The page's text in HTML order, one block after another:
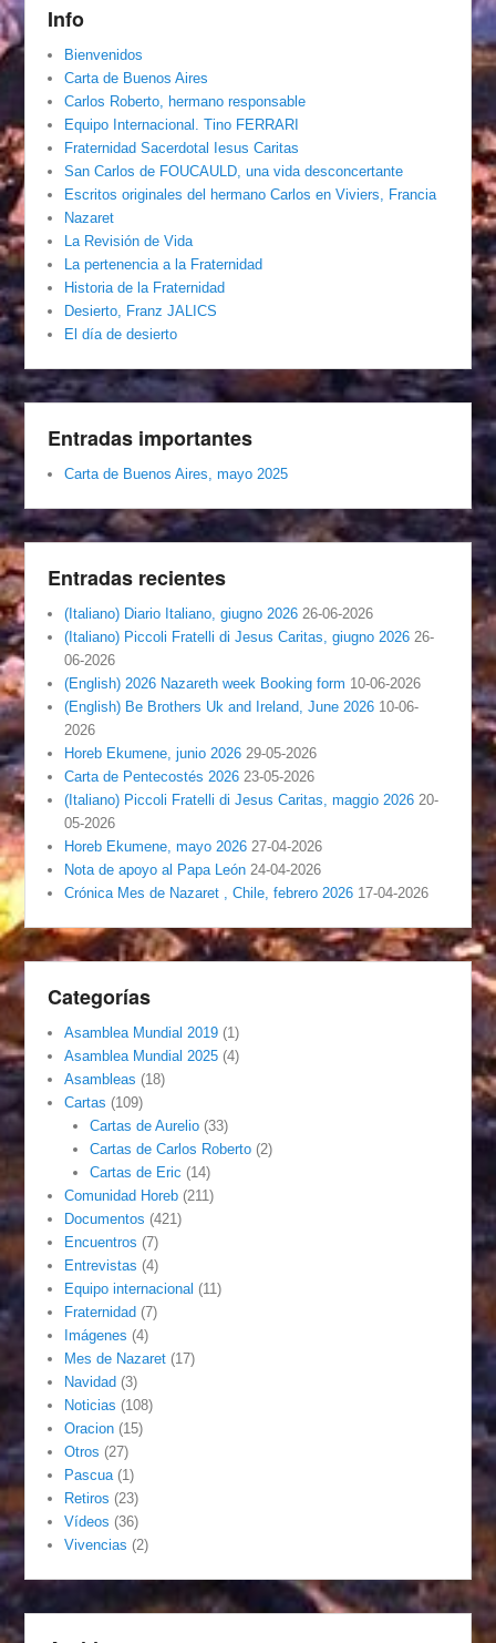
Info
Bienvenidos
Carta de Buenos Aires
Carlos Roberto, hermano responsable
Equipo Internacional. Tino FERRARI
Fraternidad Sacerdotal Iesus Caritas
San Carlos de FOUCAULD, una vida desconcertante
Escritos originales del hermano Carlos en Viviers, Francia
Nazaret
La Revisión de Vida
La pertenencia a la Fraternidad
Historia de la Fraternidad
Desierto, Franz JALICS
El día de desierto
Entradas importantes
Carta de Buenos Aires, mayo 2025
Entradas recientes
(Italiano) Diario Italiano, giugno 2026 26-06-2026
(Italiano) Piccoli Fratelli di Jesus Caritas, giugno 2026 26-
06-2026
(English) 2026 Nazareth week Booking form 10-06-2026
(English) Be Brothers Uk and Ireland, June 2026 10-06-
2026
Horeb Ekumene, junio 2026 29-05-2026
Carta de Pentecostés 2026 23-05-2026
(Italiano) Piccoli Fratelli di Jesus Caritas, maggio 2026 20-
05-2026
Horeb Ekumene, mayo 2026 27-04-2026
Nota de apoyo al Papa León 24-04-2026
Crónica Mes de Nazaret , Chile, febrero 2026 17-04-2026
Categorías
Asamblea Mundial 2019 (1)
Asamblea Mundial 2025 (4)
Asambleas (18)
Cartas (109)
Cartas de Aurelio(33)
Cartas de Carlos Roberto(2)
Cartas de Eric (14)
Comunidad Horeb (211)
Documentos (421)
Encuentros (7)
Entrevistas (4)
Equipo internacional (11)
Fraternidad (7)
Imágenes (4)
Mes de Nazaret (17)
Navidad (3)
Noticias (108)
Oracion (15)
Otros (27)
Pascua (1)
Retiros (23)
Vídeos (36)
Vivencias (2)